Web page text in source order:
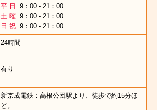
平 日: 9：00 - 21：00
土 曜: 9：00 - 21：00
日 祝: 9：00 - 21：00
24時間
有り
新京成電鉄：高根公団駅より、徒歩で約15分ほ
ど。